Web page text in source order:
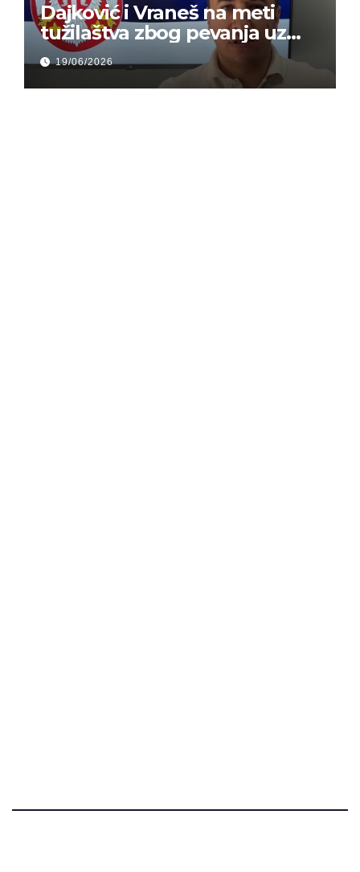
Dajković i Vraneš na meti
tužilaštva zbog pevanja uz
gusle
19/06/2026